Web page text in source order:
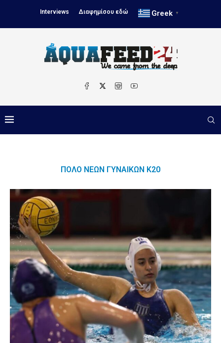
Interviews Διαφημίσου εδώ Greek ▼
ΠΌΛΟ ΝΈΩΝ ΓΥΝΑΙΚΏΝ Κ20